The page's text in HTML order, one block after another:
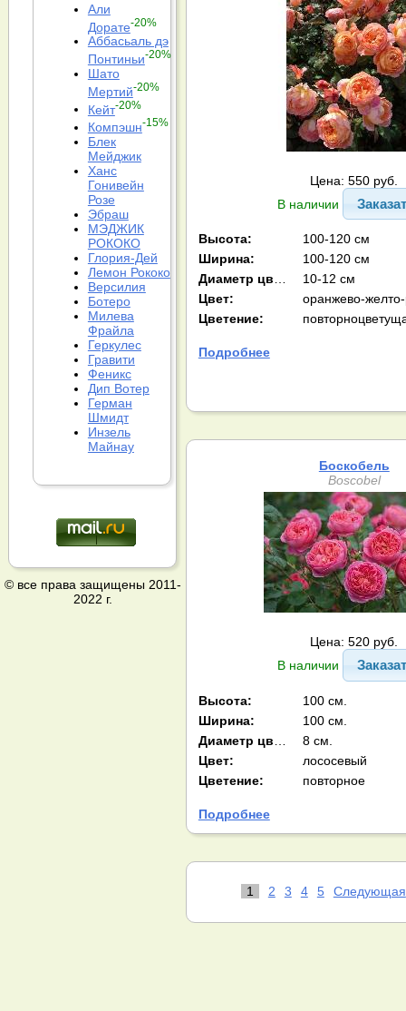
Цена: 550 руб.
В наличии
Высота:
100-120 см
Ширина:
100-120 см
Диаметр цв-ка:
10-12 см
Цвет:
оранжево-
Цветение:
Подробнее
Боскобель
Boscobel
Цена: 520 руб.
В наличии
Высота:
100 см.
Ширина:
100 см.
8 см.
Цвет:
лососевый
Цветение:
повторное
Подробнее
1 2 3 4 5 Следующая
Али
Дорате-20%
Аббасьаль дэ
Понтиньи-20%
Шато
Мертий-20%
Кейт-20%
Компэшн-15%
Блек
Мейджик
Ханс
Гонивейн
Розе
Эбраш
МЭДЖИК
РОКОКО
Глория-Дей
Лемон Рококо
Версилия
Ботеро
Милева
Фрайла
Геркулес
Гравити
Феникс
Дип Вотер
Герман
Шмидт
Инзель
Майнау
© все права защищены 2011-
2022 г.